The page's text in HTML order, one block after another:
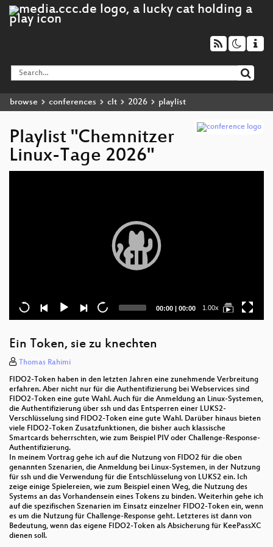
browse conferences clt 2026 playlist
Playlist "Chemnitzer
Linux-Tage 2026"
Current
00:00 | Total
00:00 1.00x
Ein Token, sie zu knechten
Thomas Rahimi
FIDO2-Token haben in den letzten Jahren eine zunehmende Verbreitung
erfahren. Aber nicht nur für die Authentifizierung bei Webservices sind
FIDO2-Token eine gute Wahl. Auch für die Anmeldung an Linux-Systemen,
die Authentifizierung über ssh und das Entsperren einer LUKS2-
Verschlüsselung sind FIDO2-Token eine gute Wahl. Darüber hinaus bieten
viele FIDO2-Token Zusatzfunktionen, die bisher auch klassische
Smartcards beherrschten, wie zum Beispiel PIV oder Challenge-Response-
Authentifizierung.
In meinem Vortrag gehe ich auf die Nutzung von FIDO2 für die oben
genannten Szenarien, die Anmeldung bei Linux-Systemen, in der Nutzung
für ssh und die Verwendung für die Entschlüsselung von LUKS2 ein. Ich
zeige einige Spielereien, wie zum Beispiel einen Weg, die Nutzung des
Systems an das Vorhandensein eines Tokens zu binden. Weiterhin gehe ich
auf die spezifischen Szenarien im Einsatz einzelner FIDO2-Token ein, wenn
es um die Nutzung für Challenge-Response geht. Letzteres ist dann von
Bedeutung, wenn das eigene FIDO2-Token als Absicherung für KeePassXC
dienen soll.